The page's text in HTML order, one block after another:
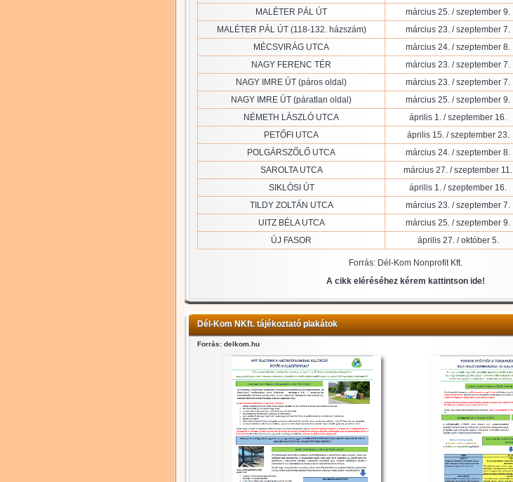
MALÉTER PÁL ÚT
március 25. / szeptember 9.
MALÉTER PÁL ÚT (118-132. házszám)
március 23. / szeptember 7.
MÉCSVIRÁG UTCA
március 24. / szeptember 8.
NAGY FERENC TÉR
március 23. / szeptember 7.
NAGY IMRE ÚT (páros oldal)
március 23. / szeptember 7.
NAGY IMRE ÚT (páratlan oldal)
március 25. / szeptember 9.
NÉMETH LÁSZLÓ UTCA
április 1. / szeptember 16.
PETŐFI UTCA
április 15. / szeptember 23.
POLGÁRSZŐLŐ UTCA
március 24. / szeptember 8.
SAROLTA UTCA
március 27. / szeptember 11.
SIKLÓSI ÚT
április 1. / szeptember 16.
TILDY ZOLTÁN UTCA
március 23. / szeptember 7.
UITZ BÉLA UTCA
március 25. / szeptember 9.
ÚJ FASOR
április 27. / október 5.
Forrás: Dél-Kom Nonprofit Kft.
A cikk eléréséhez kérem kattintson ide!
Dél-Kom NKft. tájékoztató plakátok
Forrás: delkom.hu